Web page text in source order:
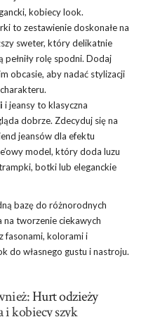
kobiecy look.
to zestawienie doskonałe na
sweter, który delikatnie
pełniły rolę spodni. Dodaj
obcasie, aby nadać stylizacji
i jeansy to klasyczna
dobrze. Zdecyduj się na
jeansów dla efektu
model, który doda luzu
botki lub eleganckie
bazę do różnorodnych
na tworzenie ciekawych
fasonami, kolorami i
do własnego gustu i nastroju.
Hurt odzieży
i kobiecy szyk